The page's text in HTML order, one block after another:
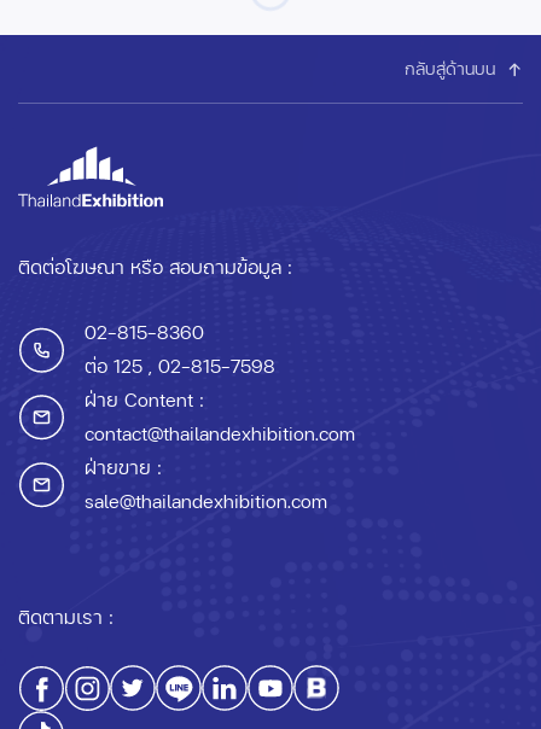
กลับสู่ด้านบน
ติดต่อโฆษณา หรือ สอบถามข้อมูล :
02-815-8360
ต่อ 125 , 02-815-7598
ฝ่าย Content :
contact@thailandexhibition.com
ฝ่ายขาย :
sale@thailandexhibition.com
ติดตามเรา :